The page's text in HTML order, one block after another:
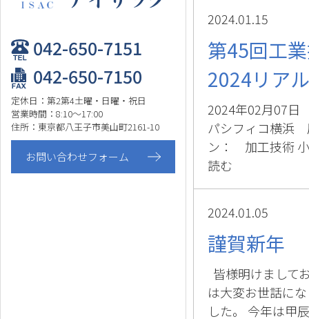
042-650-7151
042-650-7150
定休日：第2第4土曜・日曜・祝日
営業時間：8:10～17:00
住所：東京都八王子市美山町2161-10
お問い合わせフォーム
2024.01.15
第45回工
2024リア
2024年02月07
パシフィコ横浜
ン： 加工技術
読む
2024.01.05
謹賀新年
皆様明けまして
は大変お世話に
した。 今年は